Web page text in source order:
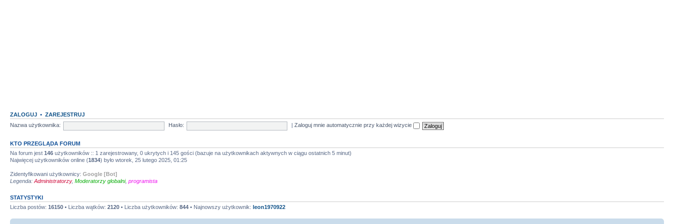
ZALOGUJ • ZAREJESTRUJ
Nazwa użytkownika:
Hasło: |Zaloguj mnie automatycznie przy każdej wizycie
KTO PRZEGLĄDA FORUM
Na forum jest 146 użytkowników :: 1 zarejestrowany, 0 ukrytych i 145 gości (bazuje na użytkownikach aktywnych w ciągu ostatnich 5 minut)
Najwięcej użytkowników online (1834) było wtorek, 25 lutego 2025, 01:25
Zidentyfikowani użytkownicy: Google [Bot]
Legenda: Administratorzy, Moderatorzy globalni, programista
STATYSTYKI
Liczba postów: 16150 • Liczba wątków: 2120 • Liczba użytkowników: 844 • Najnowszy użytkownik: leon1970922